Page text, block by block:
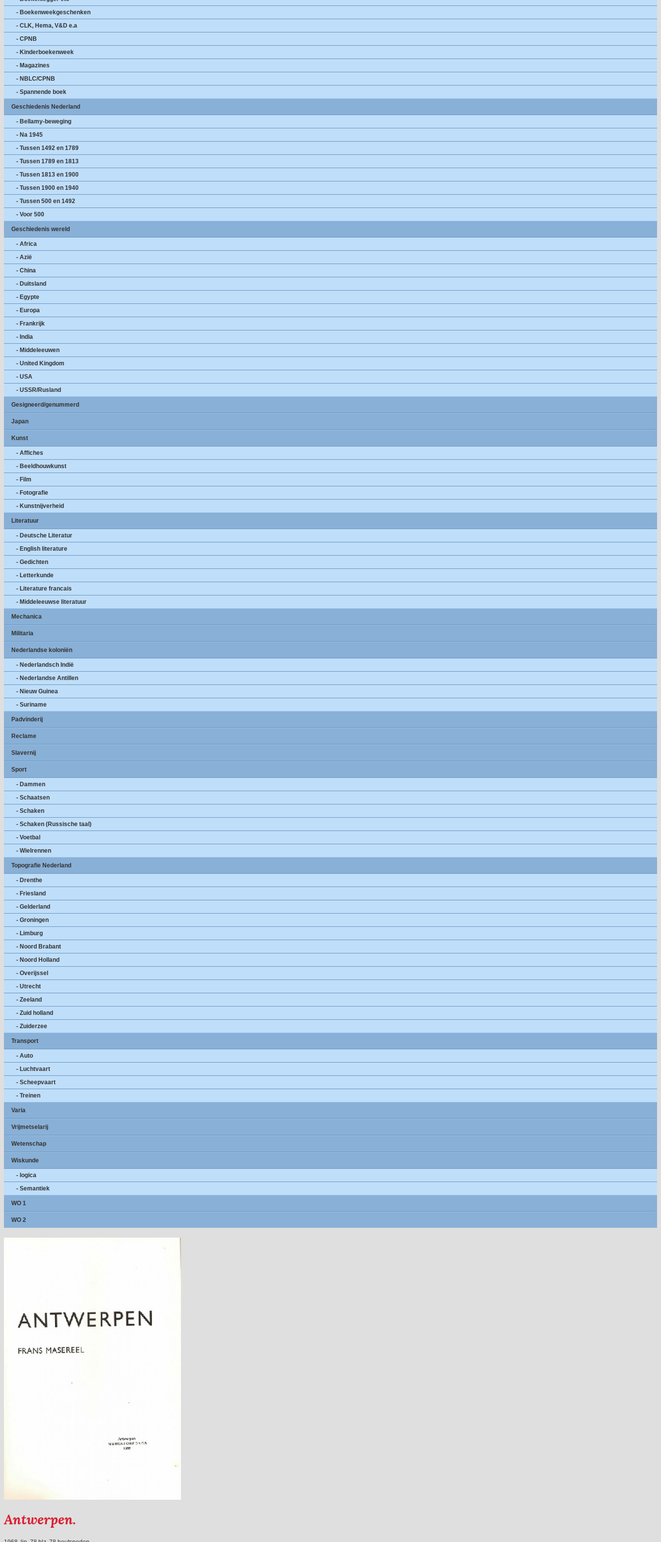
- Boekenweekgeschenken
- CLK, Hema, V&D e.a
- CPNB
- Kinderboekenweek
- Magazines
- NBLC/CPNB
- Spannende boek
Geschiedenis Nederland
- Bellamy-beweging
- Na 1945
- Tussen 1492 en 1789
- Tussen 1789 en 1813
- Tussen 1813 en 1900
- Tussen 1900 en 1940
- Tussen 500 en 1492
- Voor 500
Geschiedenis wereld
- Africa
- Azië
- China
- Duitsland
- Egypte
- Europa
- Frankrijk
- India
- Middeleeuwen
- United Kingdom
- USA
- USSR/Rusland
Gesigneerd/genummerd
Japan
Kunst
- Affiches
- Beeldhouwkunst
- Film
- Fotografie
- Kunstnijverheid
Literatuur
- Deutsche Literatur
- English literature
- Gedichten
- Letterkunde
- Literature francais
- Middeleeuwse literatuur
Mechanica
Militaria
Nederlandse koloniën
- Nederlandsch Indië
- Nederlandse Antillen
- Nieuw Guinea
- Suriname
Padvinderij
Reclame
Slavernij
Sport
- Dammen
- Schaatsen
- Schaken
- Schaken (Russische taal)
- Voetbal
- Wielrennen
Topografie Nederland
- Drenthe
- Friesland
- Gelderland
- Groningen
- Limburg
- Noord Brabant
- Noord Holland
- Overijssel
- Utrecht
- Zeeland
- Zuid holland
- Zuiderzee
Transport
- Auto
- Luchtvaart
- Scheepvaart
- Treinen
Varia
Vrijmetselarij
Wetenschap
Wiskunde
- logica
- Semantiek
WO 1
WO 2
Antwerpen.